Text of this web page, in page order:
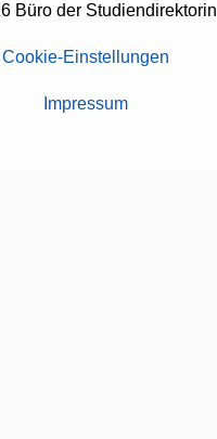
Büro der Studiendirektorin
Cookie-Einstellungen
Impressum